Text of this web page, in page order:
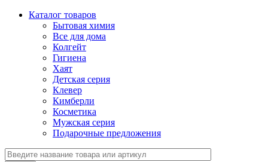
Каталог товаров
Бытовая химия
Все для дома
Колгейт
Гигиена
Хаят
Детская серия
Клевер
Кимберли
Косметика
Мужская серия
Подарочные предложения